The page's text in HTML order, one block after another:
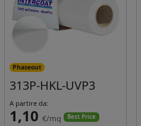
Phaseout
313P-HKL-UVP3
A partire da:
1,10 €/mq Best Price